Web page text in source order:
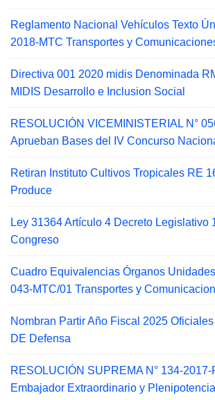
Reglamento Nacional Vehículos Texto
2018-MTC Transportes y
Directiva 001 2020 midis Denominada
MIDIS Desarrollo e Inclusion Social
RESOLUCIÓN VICEMINISTERIAL N°
Aprueban Bases del IV Concurso
Retiran Instituto Cultivos Tropicales RE
Produce
Ley 31364 Artículo 4 Decreto Legislativo
Congreso
Cuadro Equivalencias Órganos
043-MTC/01 Transportes y
Nombran Partir Año Fiscal 2025
DE Defensa
RESOLUCIÓN SUPREMA N° 134-
Embajador Extraordinario y